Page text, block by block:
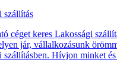
szállítás
céget keres Lakossági
jár, vállalkozásunk
szállításben. Hívjon minket